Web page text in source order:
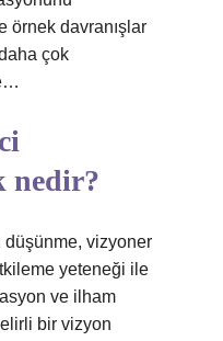
örnek davranışlar
çok
nedir?
düşünme, vizyoner
yeteneği ile
ve ilham
bir vizyon